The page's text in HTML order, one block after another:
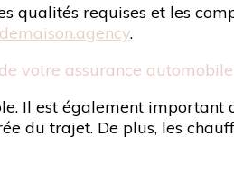
requises et les
.
votre assurance
Il est également important
du trajet. De plus, les